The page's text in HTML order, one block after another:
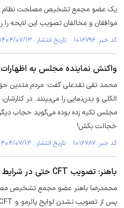
موافقان و مخالفان تصویب این لایحه را
کد خبر: ۱۰۱۶۷۹۶ تاریخ انتشار : ۱۴۰۴/۰۷/۱۳
واکنش نماینده مجلس به
محمد تقی نقدعلی گفت: مردم متدین حق
الکلی و بدن‌نمایی را می‌بینند. در
مجلس تکیه زده بوده می‌گوید حجاب
خجالت بکش!
کد خبر: ۱۰۱۶۷۸۷ تاریخ انتشار : ۱۴۰۴/۰۷/۱۳
باهنر: تصویب CFT حتی در شرایط اسنپ بک به سود ایران است
محمدرضا باهنر عضو مجمع تشخیص